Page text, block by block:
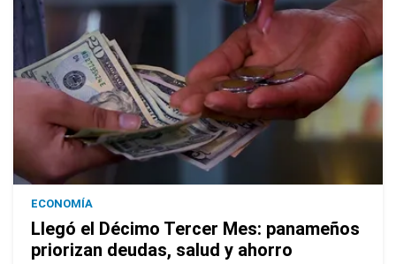
ECONOMÍA
Llegó el Décimo Tercer Mes: panameños
priorizan deudas, salud y ahorro